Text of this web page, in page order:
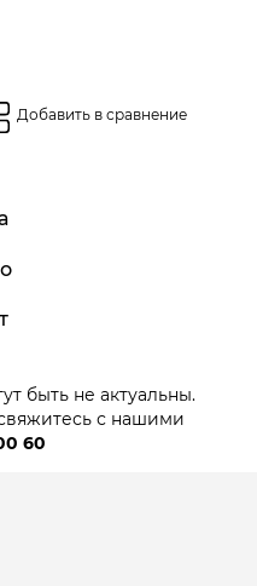
Добавить в сравнение
быть не актуальны.
с нашими
60